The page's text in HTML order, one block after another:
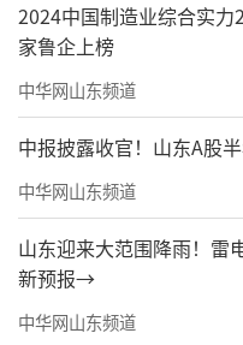
2024中国制造业综合实力
家鲁企上榜
中华网山东频道
中报披露收官！山东A股
中华网山东频道
山东迎来大范围降雨！雷
新预报→
中华网山东频道